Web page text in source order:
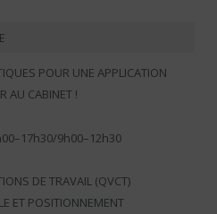
POUR UNE APPLICATION
AU CABINET !
9h00–12h30
DE TRAVAIL (QVCT)
ET POSITIONNEMENT